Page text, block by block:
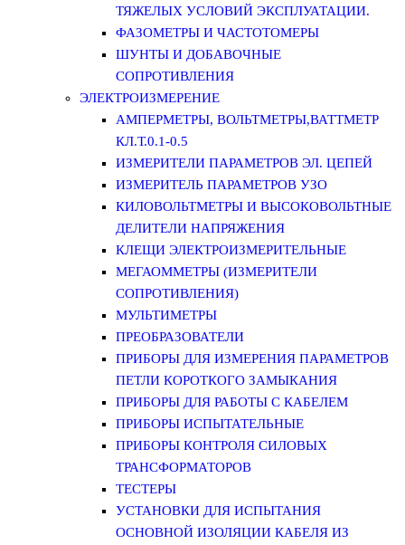
ТЯЖЕЛЫХ УСЛОВИЙ ЭКСПЛУАТАЦИИ.
ФАЗОМЕТРЫ И ЧАСТОТОМЕРЫ
ШУНТЫ И ДОБАВОЧНЫЕ
СОПРОТИВЛЕНИЯ
ЭЛЕКТРОИЗМЕРЕНИЕ
АМПЕРМЕТРЫ, ВОЛЬТМЕТРЫ,ВАТТМЕТР
КЛ.Т.0.1-0.5
ИЗМЕРИТЕЛИ ПАРАМЕТРОВ ЭЛ. ЦЕПЕЙ
ИЗМЕРИТЕЛЬ ПАРАМЕТРОВ УЗО
КИЛОВОЛЬТМЕТРЫ И ВЫСОКОВОЛЬТНЫЕ
ДЕЛИТЕЛИ НАПРЯЖЕНИЯ
КЛЕЩИ ЭЛЕКТРОИЗМЕРИТЕЛЬНЫЕ
МЕГАОММЕТРЫ (ИЗМЕРИТЕЛИ
СОПРОТИВЛЕНИЯ)
МУЛЬТИМЕТРЫ
ПРЕОБРАЗОВАТЕЛИ
ПРИБОРЫ ДЛЯ ИЗМЕРЕНИЯ ПАРАМЕТРОВ
ПЕТЛИ КОРОТКОГО ЗАМЫКАНИЯ
ПРИБОРЫ ДЛЯ РАБОТЫ С КАБЕЛЕМ
ПРИБОРЫ ИСПЫТАТЕЛЬНЫЕ
ПРИБОРЫ КОНТРОЛЯ СИЛОВЫХ
ТРАНСФОРМАТОРОВ
ТЕСТЕРЫ
УСТАНОВКИ ДЛЯ ИСПЫТАНИЯ
ОСНОВНОЙ ИЗОЛЯЦИИ КАБЕЛЯ ИЗ